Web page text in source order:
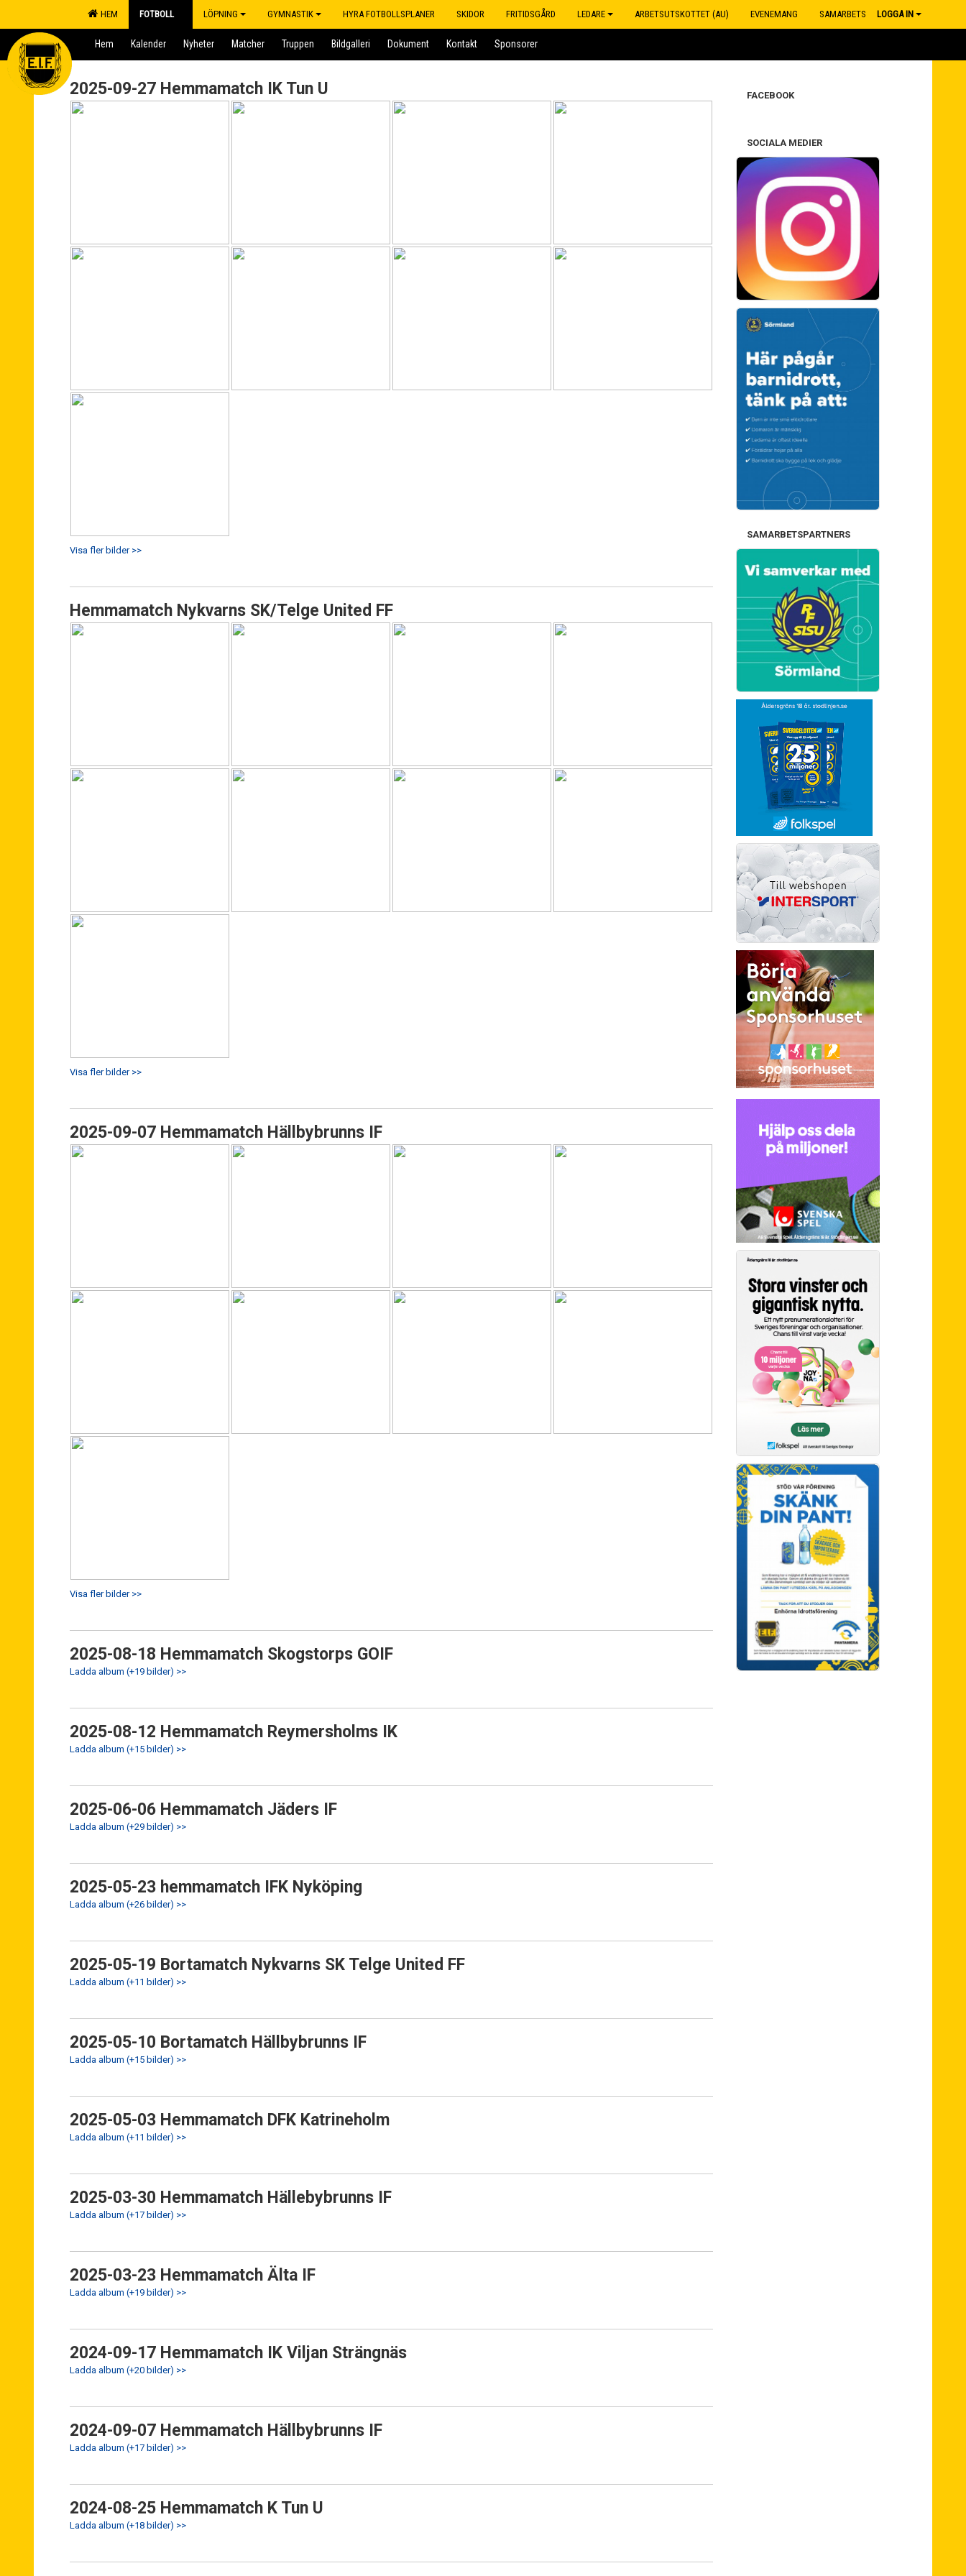
HEM FOTBOLL LÖPNING GYMNASTIK HYRA FOTBOLLSPLANER SKIDOR FRITIDSGÅRD LEDARE ARBETSUTSKOTTET (AU) EVENEMANG SAMARBETSPARTNERS
LOGGA IN
Hem Kalender Nyheter Matcher Truppen Bildgalleri Dokument Kontakt Sponsorer
2025-09-27 Hemmamatch IK Tun U
Visa fler bilder >>
Hemmamatch Nykvarns SK/Telge United FF
Visa fler bilder >>
2025-09-07 Hemmamatch Hällbybrunns IF
Visa fler bilder >>
2025-08-18 Hemmamatch Skogstorps GOIF
Ladda album (+19 bilder) >>
2025-08-12 Hemmamatch Reymersholms IK
Ladda album (+15 bilder) >>
2025-06-06 Hemmamatch Jäders IF
Ladda album (+29 bilder) >>
2025-05-23 hemmamatch IFK Nyköping
Ladda album (+26 bilder) >>
2025-05-19 Bortamatch Nykvarns SK Telge United FF
Ladda album (+11 bilder) >>
2025-05-10 Bortamatch Hällbybrunns IF
Ladda album (+15 bilder) >>
2025-05-03 Hemmamatch DFK Katrineholm
Ladda album (+11 bilder) >>
2025-03-30 Hemmamatch Hällebybrunns IF
Ladda album (+17 bilder) >>
2025-03-23 Hemmamatch Älta IF
Ladda album (+19 bilder) >>
2024-09-17 Hemmamatch IK Viljan Strängnäs
Ladda album (+20 bilder) >>
2024-09-07 Hemmamatch Hällbybrunns IF
Ladda album (+17 bilder) >>
2024-08-25 Hemmamatch K Tun U
Ladda album (+18 bilder) >>
FACEBOOK
SOCIALA MEDIER
SAMARBETSPARTNERS